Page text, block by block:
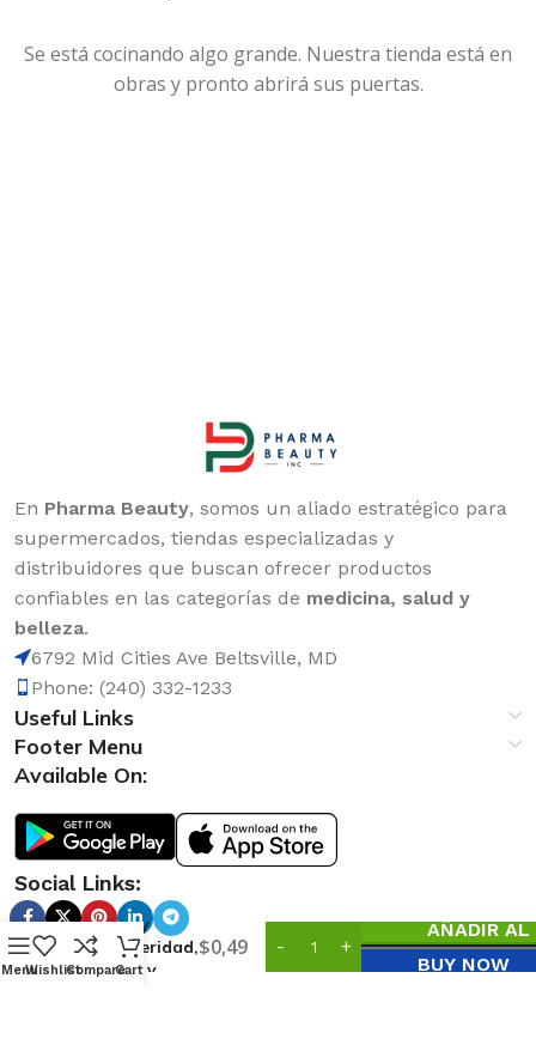
Se está cocinando algo grande. Nuestra tienda está en
obras y pronto abrirá sus puertas.
En Pharma Beauty, somos un aliado estratégico para
supermercados, tiendas especializadas y
distribuidores que buscan ofrecer productos
confiables en las categorías de medicina, salud y
belleza.
6792 Mid Cities Ave Beltsville, MD
Phone: (240) 332-1233
Useful Links
Footer Menu
Available On:
Social Links:
Colonia
Exito y
Prosperidad,
Rosas y
$0,49
AÑADIR AL
BUY NOW
MenuWishlistCompare
0
Cart